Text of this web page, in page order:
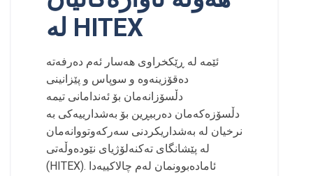
لە HITEX
دەقۆزینەوە و سوپاس و پێزانینی
دڵسۆزانەمان بۆ ئەندامانی تیمە
دڵسۆزەکەمان دەرببڕین بۆ بەشدارییەکی بە
نرخیان لە بەشداریکردنی سەرکەوتووانەمان
لە پێشانگای تەکنەلۆژیای نێودەوڵەتی
(HITEX). ‎ئامادەبوونمان لەم چالاکییەدا